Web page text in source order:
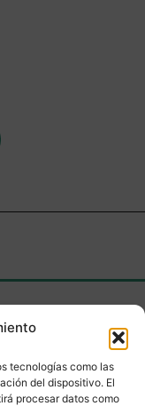
tecnologías como las
del dispositivo. El
procesar datos como
un chili
Tiene